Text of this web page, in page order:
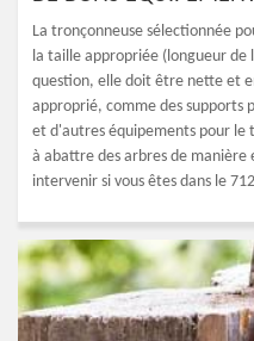
La tronçonneuse sélectionnée
la taille appropriée (longueur
question, elle doit être nette et
approprié, comme des supports
et d'autres équipements pour le
à abattre des arbres de manière
intervenir si vous êtes dans le